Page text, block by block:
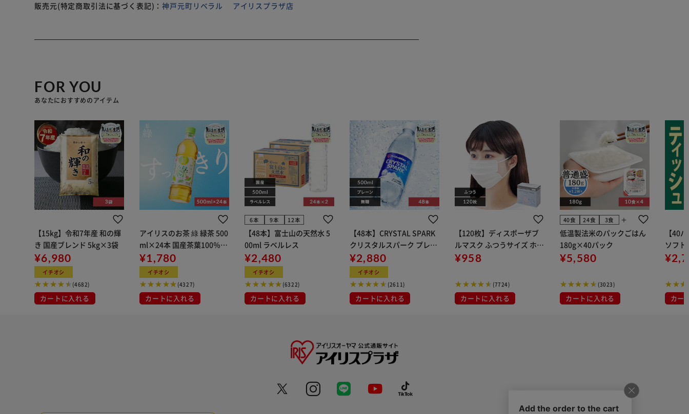
ざいます）
2019年生産分からファスナーを改良し頑丈になりました。避難用のバッグとしても活躍。
販売元(特定商取引法に基づく表記)：神戸元町リベラル アイリスプラザ店
FOR YOU
あなたにおすすめのアイテム
【15kg】令和7年産 和の輝
き 国産ブレンド 5kg×3袋
¥6,980
イチオシ
(4682)
カートに入れる
アイリスのお茶 綠 緑茶 500
ml×24本 国産茶葉100％使
用
¥1,780
イチオシ
(4327)
カートに入れる
6本 9本 12本
【48本】富士山の天然水 5
00ml ラベルレス
¥2,480
イチオシ
(6322)
カートに入れる
【48本】CRYSTAL SPARK
クリスタルスパーク プレー
ン 500ml
¥2,880
イチオシ
(2611)
カートに入れる
【120枚】ディスポーザブ
ルマスク ふつうサイズ ホワ
イト 大容量 DISPOSABLE
布
¥958
(7724)
カートに入れる
40食 24食 3食 add
低温製法米のパックごはん
180g×40パック
¥5,580
(3023)
カートに入れる
【40
ソフ
組) 5
カー